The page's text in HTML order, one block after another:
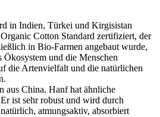
in Indien, Türkei und Kirgisistan
Cotton Standard zertifiziert, der
in Bio-Farmen angebaut wurde,
Ökosystem und die Menschen
die Artenvielfalt und die natürlichen
aus China. Hanf hat ähnliche
ist sehr robust und wird durch
atmungsaktiv, absorbiert